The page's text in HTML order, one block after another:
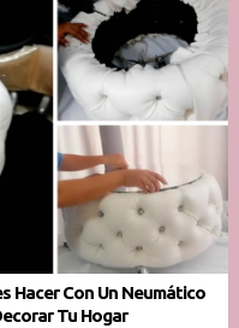
Hacer Con Un Neumático
Tu Hogar